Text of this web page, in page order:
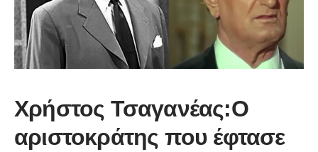
Χρήστος Τσαγανέας:Ο
αριστοκράτης που έφτασε